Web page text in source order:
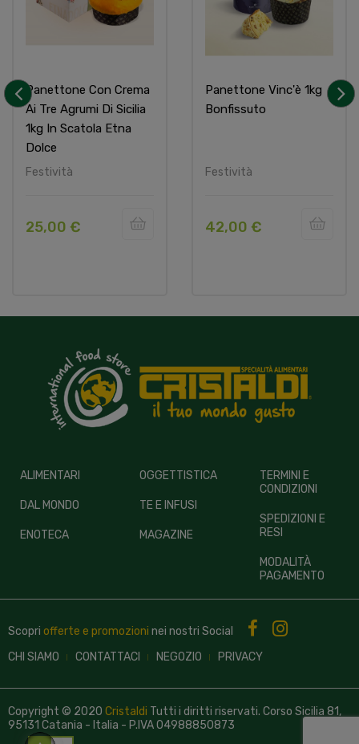
Panettone Con Crema
Ai Tre Agrumi Di Sicilia
1kg In Scatola Etna
Dolce
Festività
25,00 €
Panettone Vinc'è 1kg
Bonfissuto
Festività
42,00 €
ALIMENTARI
DAL MONDO
ENOTECA
OGGETTISTICA
TE E INFUSI
MAGAZINE
TERMINI E
CONDIZIONI
SPEDIZIONI E
RESI
MODALITÀ
PAGAMENTO
Scopri offerte e promozioni nei nostri Social
CHI SIAMO
CONTATTACI NEGOZIO PRIVACY
Copyright © 2020 Cristaldi Tutti i diritti riservati. Corso Sicilia 81,
95131 Catania - Italia - P.IVA 04988850873